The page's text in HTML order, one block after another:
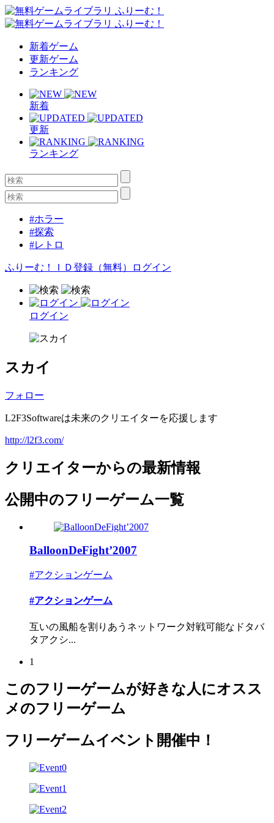
新着ゲーム
更新ゲーム
ランキング
新着
更新
ランキング
#ホラー
#探索
#レトロ
ふりーむ！ＩＤ登録（無料） ログイン
ログイン
スカイ
フォロー
L2F3Softwareは未来のクリエイターを応援します
http://l2f3.com/
クリエイターからの最新情報
公開中のフリーゲーム一覧
BalloonDeFight’2007
#アクションゲーム
#アクションゲーム
互いの風船を割りあうネットワーク対戦可能なドタバ
タアクシ...
1
このフリーゲームが好きな人にオスス
メのフリーゲーム
フリーゲームイベント開催中！